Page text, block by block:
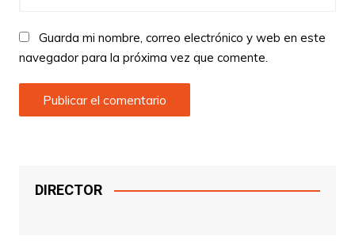
Guarda mi nombre, correo electrónico y web en este
navegador para la próxima vez que comente.
DIRECTOR